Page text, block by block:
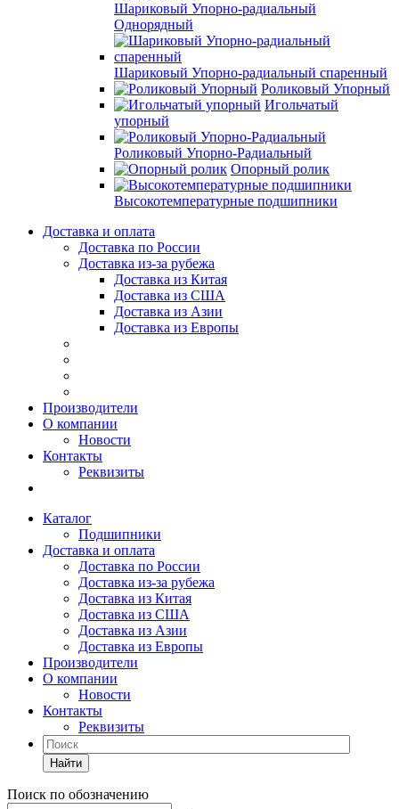
Шариковый Упорно-радиальный
Однорядный
Шариковый Упорно-радиальный спаренный
Роликовый Упорный
Игольчатый
упорный
Роликовый Упорно-Радиальный
Опорный ролик
Высокотемпературные подшипники
Доставка и оплата
Доставка по России
Доставка из-за рубежа
Доставка из Китая
Доставка из США
Доставка из Азии
Доставка из Европы
Производители
О компании
Новости
Контакты
Реквизиты
Каталог
Подшипники
Доставка и оплата
Доставка по России
Доставка из-за рубежа
Доставка из Китая
Доставка из США
Доставка из Азии
Доставка из Европы
Производители
О компании
Новости
Контакты
Реквизиты
Найти
Поиск по обозначению